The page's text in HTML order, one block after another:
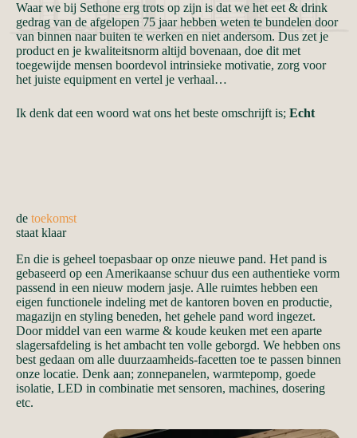
Waar we bij Sethone erg trots op zijn is dat we het eet & drink
gedrag van de afgelopen 75 jaar hebben weten te bundelen door
van binnen naar buiten te werken en niet andersom. Dus zet je
product en je kwaliteitsnorm altijd bovenaan, doe dit met
toegewijde mensen boordevol intrinsieke motivatie, zorg voor
het juiste equipment en vertel je verhaal…
Ik denk dat een woord wat ons het beste omschrijft is; Echt
de toekomst
staat klaar
En die is geheel toepasbaar op onze nieuwe pand. Het pand is
gebaseerd op een Amerikaanse schuur dus een authentieke vorm
passend in een nieuw modern jasje. Alle ruimtes hebben een
eigen functionele indeling met de kantoren boven en productie,
magazijn en styling beneden, het gehele pand word ingezet.
Door middel van een warme & koude keuken met een aparte
slagersafdeling is het ambacht ten volle geborgd. We hebben ons
best gedaan om alle duurzaamheids-facetten toe te passen binnen
onze locatie. Denk aan; zonnepanelen, warmtepomp, goede
isolatie, LED in combinatie met sensoren, machines, dosering
etc.